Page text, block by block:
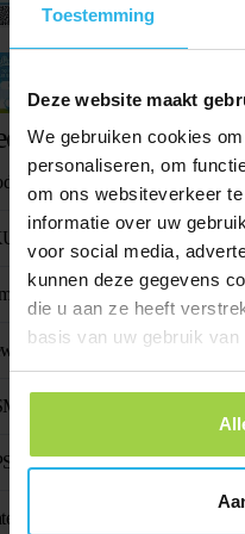
Toestemming
Deze website maakt
We gebruiken cookies
personaliseren, om
om ons websiteverkeer
informatie over uw
voor social media,
kunnen deze gegevens
die u aan ze heeft
basis van uw gebruik
specificaties
frequentie
chip
Spottercode